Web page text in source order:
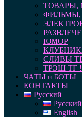
ТОВАРЫ,
ФИЛЬМЫ,
ЮМОР
СЛИВЫ
ТРЭШ ТГ
ЧАТЫ и БОТЫ
КОНТАКТЫ
Русский
Русский
English